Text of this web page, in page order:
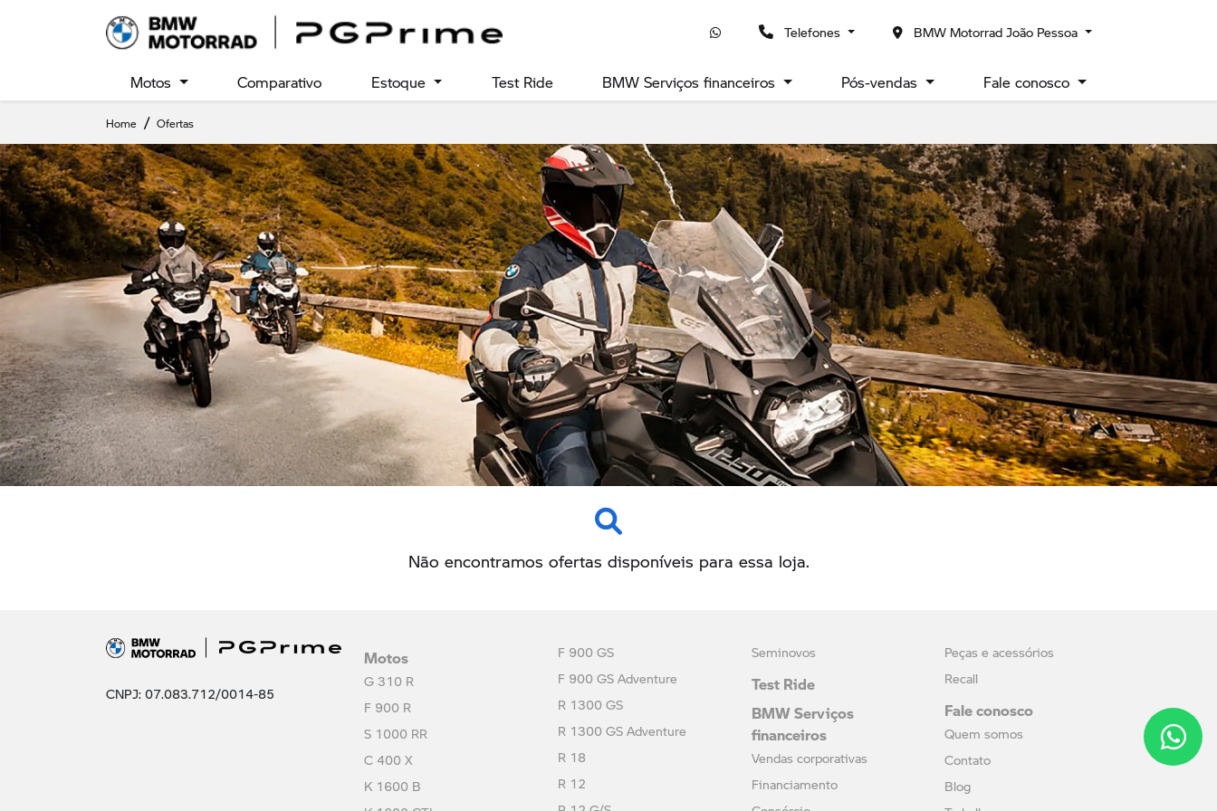
Telefones BMW Motorrad João Pessoa
Motos Comparativo Estoque Test Ride BMW Serviços financeiros Pós-vendas Fale conosco
Home Ofertas
Não encontramos ofertas disponíveis para essa loja.
CNPJ: 07.083.712/0014-85
Motos
G 310 R
F 900 R
S 1000 RR
C 400 X
K 1600 B
F 900 GS
F 900 GS Adventure
R 1300 GS
R 1300 GS Adventure
R 18
R 12
Seminovos
Test Ride
BMW Serviços
financeiros
Vendas corporativas
Financiamento
Peças e acessórios
Recall
Fale conosco
Quem somos
Contato
Blog